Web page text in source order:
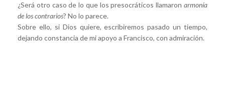
¿Será otro caso de lo que los presocráticos llamaron armonía
de los contrarios? No lo parece.
Sobre ello, si Dios quiere, escribiremos pasado un tiempo,
dejando constancia de mi apoyo a Francisco, con admiración.